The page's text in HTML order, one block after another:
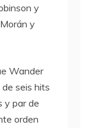
y
y
Wander
seis hits
y par de
orden